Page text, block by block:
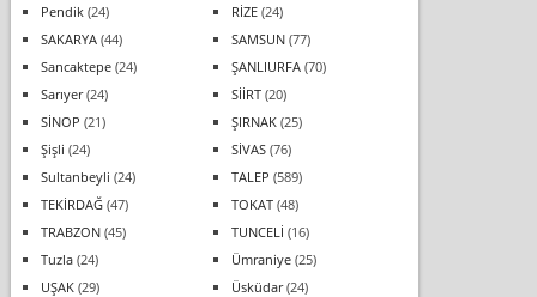
Pendik(24) RİZE(24)
SAKARYA(44) SAMSUN(77)
Sancaktepe(24) ŞANLIURFA(70)
Sarıyer(24) SİİRT(20)
SİNOP (21) ŞIRNAK(25)
Şişli (24) SİVAS(76)
Sultanbeyli (24) TALEP (589)
TEKİRDAĞ(47) TOKAT(48)
TRABZON(45) TUNCELİ (16)
Tuzla(24) Ümraniye(25)
UŞAK(29) Üsküdar(24)